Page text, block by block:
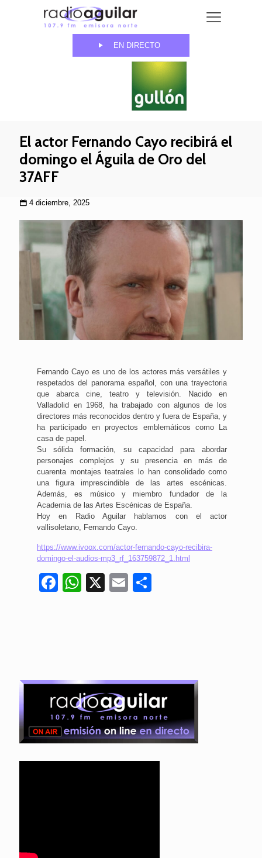
EN DIRECTO
El actor Fernando Cayo recibirá el
domingo el Águila de Oro del
37AFF
4 diciembre, 2025
Fernando Cayo es uno de los actores más versátiles y
respetados del panorama español, con una trayectoria
que abarca cine, teatro y televisión. Nacido en
Valladolid en 1968, ha trabajado con algunos de los
directores más reconocidos dentro y fuera de España, y
ha participado en proyectos emblemáticos como La
casa de papel.
Su sólida formación, su capacidad para abordar
personajes complejos y su presencia en más de
cuarenta montajes teatrales lo han consolidado como
una figura imprescindible de las artes escénicas.
Además, es músico y miembro fundador de la
Academia de las Artes Escénicas de España.
Hoy en Radio Aguilar hablamos con el actor
vallisoletano, Fernando Cayo.
https://www.ivoox.com/actor-fernando-cayo-recibira-
domingo-el-audios-mp3_rf_163759872_1.html
Facebook
WhatsApp
X Email